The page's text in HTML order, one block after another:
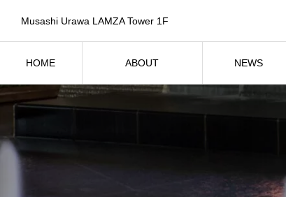
HOME
ABOUT
NEWS
Musashi Urawa LAMZA Tower 1F